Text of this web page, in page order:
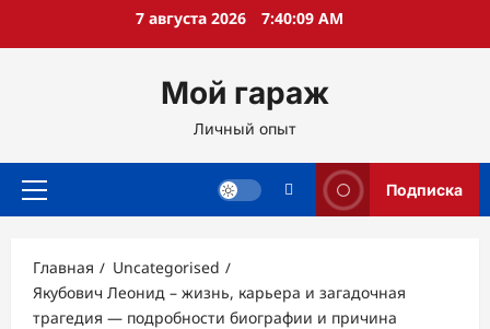
7 августа 2026 7:40:11 AM
Мой гараж
Личный опыт
Основное
Подписка
Главная
Uncategorised
Якубович Леонид – жизнь, карьера и загадочная
трагедия — подробности биографии и причина